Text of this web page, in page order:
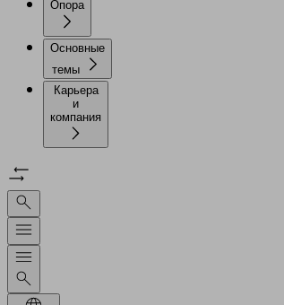
Опора
Основные
темы
Карьера
и
компания